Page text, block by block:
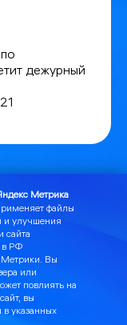
дежурный
в ВК
Метрика
файлы
и улучшения
сайта
в РФ
. Вы
или
повлиять на
вы
в указанных